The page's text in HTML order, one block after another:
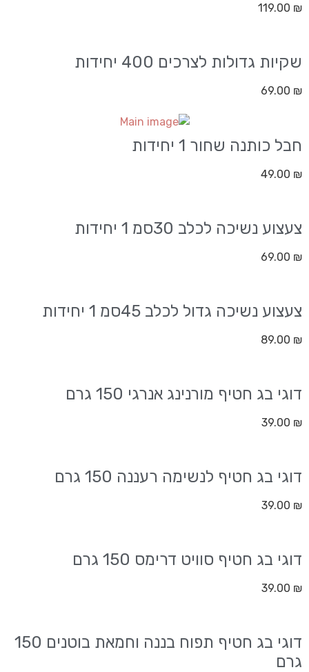
119.00 ₪
שקיות גדולות לצרכים 400 יחידות
69.00 ₪
חבל כותנה שחור 1 יחידות
49.00 ₪
צעצוע נשיכה לכלב 30סמ 1 יחידות
69.00 ₪
צעצוע נשיכה גדול לכלב 45סמ 1 יחידות
89.00 ₪
דוגי בג חטיף מורנינג אנרגי 150 גרם
39.00 ₪
דוגי בג חטיף לנשימה רעננה 150 גרם
39.00 ₪
דוגי בג חטיף סוויט דרימס 150 גרם
39.00 ₪
דוגי בג חטיף תפוח בננה וחמאת בוטנים 150
גרם